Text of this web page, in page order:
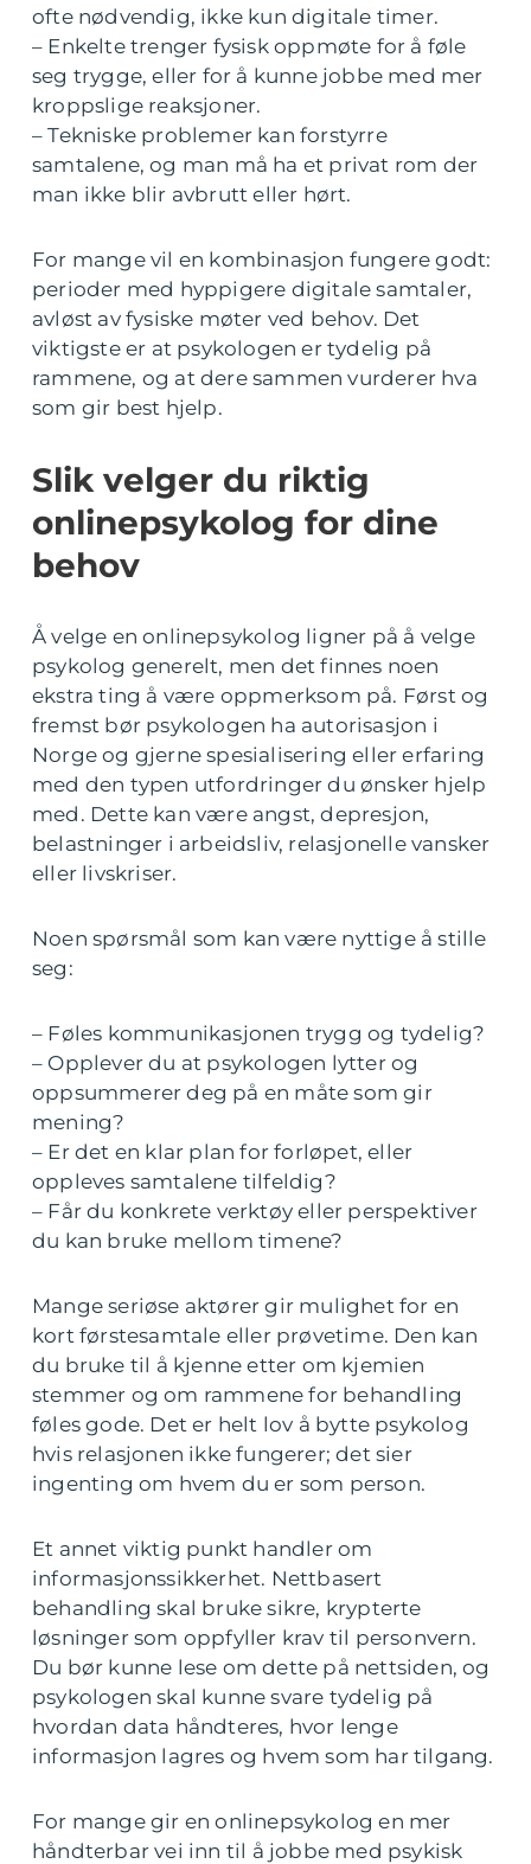
ofte nødvendig, ikke kun digitale timer.
– Enkelte trenger fysisk oppmøte for å føle
seg trygge, eller for å kunne jobbe med mer
kroppslige reaksjoner.
– Tekniske problemer kan forstyrre
samtalene, og man må ha et privat rom der
man ikke blir avbrutt eller hørt.
For mange vil en kombinasjon fungere godt:
perioder med hyppigere digitale samtaler,
avløst av fysiske møter ved behov. Det
viktigste er at psykologen er tydelig på
rammene, og at dere sammen vurderer hva
som gir best hjelp.
Slik velger du riktig
onlinepsykolog for dine
behov
Å velge en onlinepsykolog ligner på å velge
psykolog generelt, men det finnes noen
ekstra ting å være oppmerksom på. Først og
fremst bør psykologen ha autorisasjon i
Norge og gjerne spesialisering eller erfaring
med den typen utfordringer du ønsker hjelp
med. Dette kan være angst, depresjon,
belastninger i arbeidsliv, relasjonelle vansker
eller livskriser.
Noen spørsmål som kan være nyttige å stille
seg:
– Føles kommunikasjonen trygg og tydelig?
– Opplever du at psykologen lytter og
oppsummerer deg på en måte som gir
mening?
– Er det en klar plan for forløpet, eller
oppleves samtalene tilfeldig?
– Får du konkrete verktøy eller perspektiver
du kan bruke mellom timene?
Mange seriøse aktører gir mulighet for en
kort førstesamtale eller prøvetime. Den kan
du bruke til å kjenne etter om kjemien
stemmer og om rammene for behandling
føles gode. Det er helt lov å bytte psykolog
hvis relasjonen ikke fungerer; det sier
ingenting om hvem du er som person.
Et annet viktig punkt handler om
informasjonssikkerhet. Nettbasert
behandling skal bruke sikre, krypterte
løsninger som oppfyller krav til personvern.
Du bør kunne lese om dette på nettsiden, og
psykologen skal kunne svare tydelig på
hvordan data håndteres, hvor lenge
informasjon lagres og hvem som har tilgang.
For mange gir en onlinepsykolog en mer
håndterbar vei inn til å jobbe med psykisk